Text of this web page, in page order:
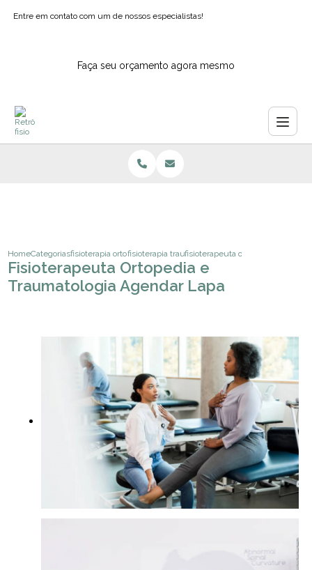
Entre em contato com um de nossos especialistas!
Faça seu orçamento agora mesmo
HomeCategoriasfisioterapia ortopedicafisioterapia traumato ortopedica funcional
fisioterapeuta ortopedia e
Fisioterapeuta Ortopedia e
Traumatologia Agendar Lapa